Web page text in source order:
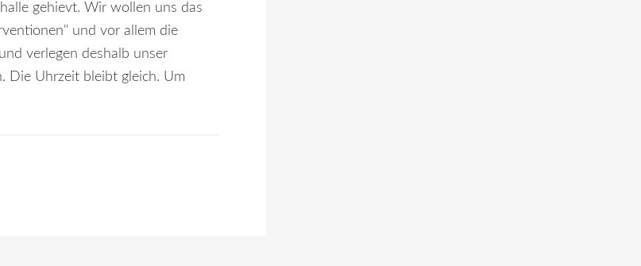
gehievt. Wir wollen uns das
und vor allem die
verlegen deshalb unser
Die Uhrzeit bleibt gleich. Um